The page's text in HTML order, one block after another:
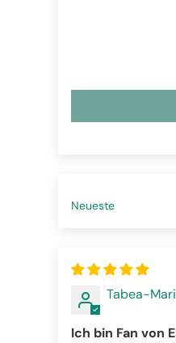
Sort by
Tabea-
Ich bin Fan von